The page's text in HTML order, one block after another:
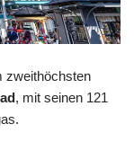
zweithöchsten
, mit seinen 121